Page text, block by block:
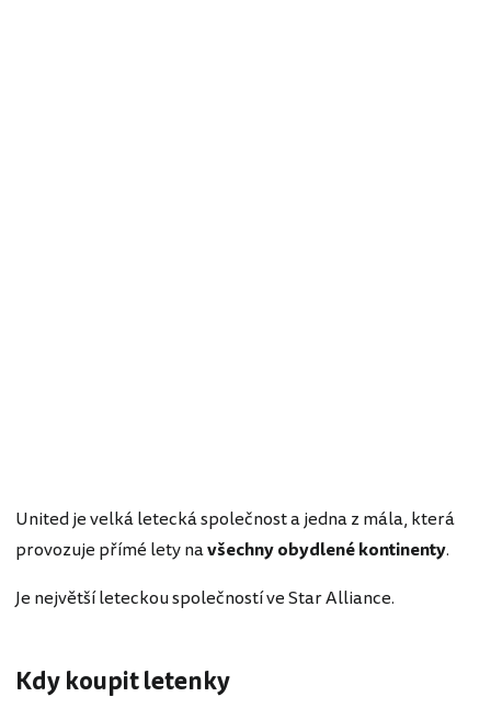
United je velká letecká společnost a jedna z mála, která
provozuje přímé lety navšechny obydlené kontinenty.
Je největší leteckou společností ve Star Alliance.
Kdy koupit letenky